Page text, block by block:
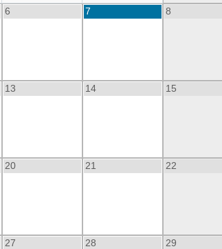
6 7 8
13 14 15
20 21 22
27 28 29